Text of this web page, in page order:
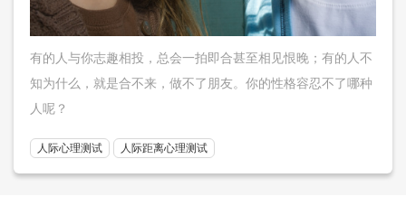
有的人与你志趣相投，总会一拍即合甚至相见恨晚；有的人不
知为什么，就是合不来，做不了朋友。你的性格容忍不了哪种
人呢？
人际心理测试 人际距离心理测试